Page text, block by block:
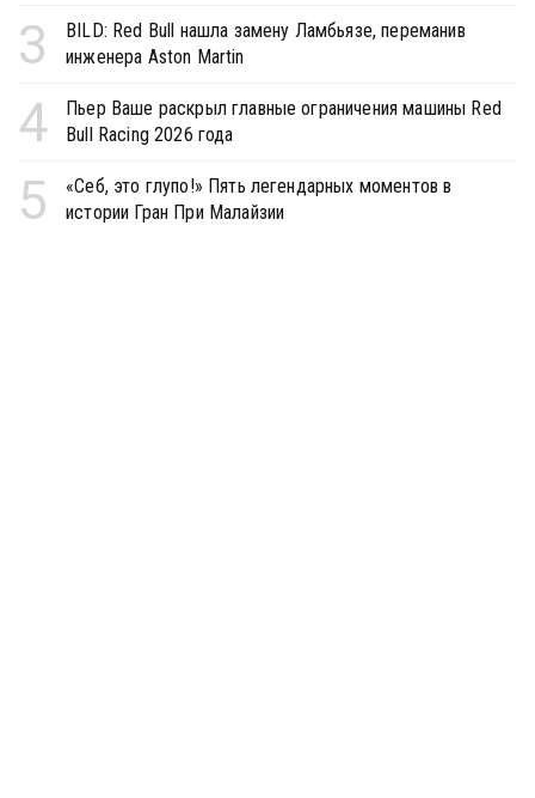
3
BILD: Red Bull нашла замену Ламбьязе, переманив
инженера Aston Martin
4
Пьер Ваше раскрыл главные ограничения машины Red
Bull Racing 2026 года
5
«Себ, это глупо!» Пять легендарных моментов в
истории Гран При Малайзии